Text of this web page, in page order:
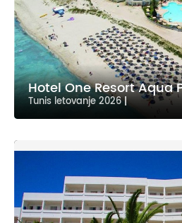
Hotel One Resort Aqua
Tunis letovanje 2026|